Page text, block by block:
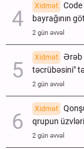
Xidmət
Code
bayrağının
2 gün əvvəl
Xidmət
Ərəb
təcrübəsini"
2 gün əvvəl
Xidmət
qrupun
2 gün əvvəl